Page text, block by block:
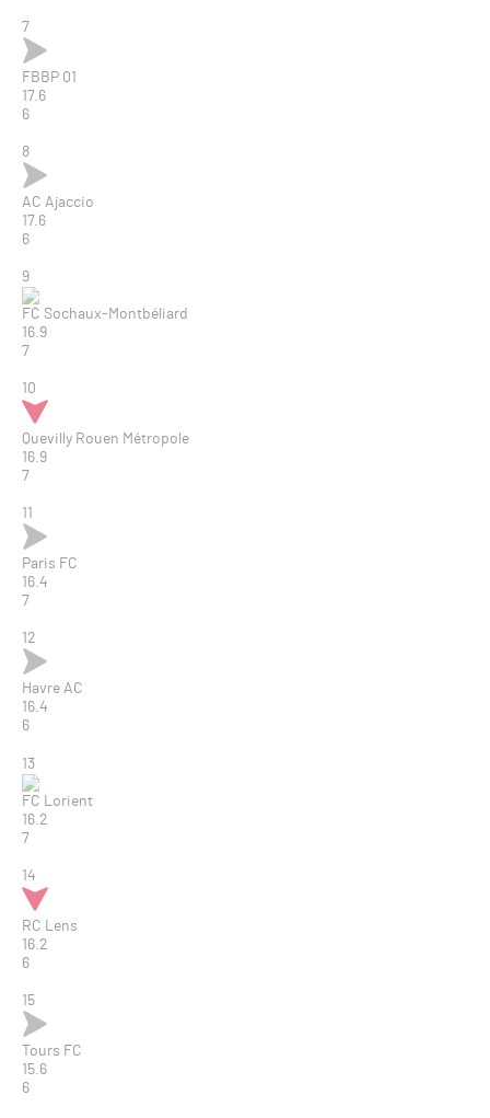
7
FBBP 01
17.6
6
8
AC Ajaccio
17.6
6
9
FC Sochaux-Montbéliard
16.9
7
10
Quevilly Rouen Métropole
16.9
7
11
Paris FC
16.4
7
12
Havre AC
16.4
6
13
FC Lorient
16.2
7
14
RC Lens
16.2
6
15
Tours FC
15.6
6